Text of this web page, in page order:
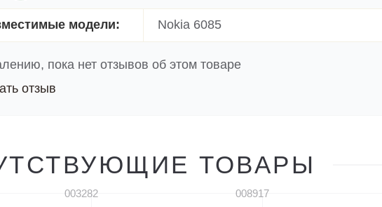
модели: Nokia 6085
пока нет отзывов об этом товаре
отзыв
ТОВАРЫ
003282 008917